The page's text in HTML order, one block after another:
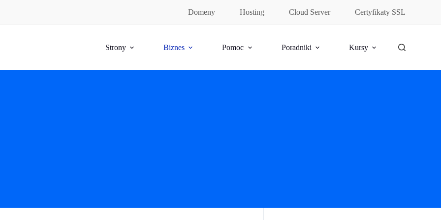
Domeny Hosting Cloud Server Certyfikaty SSL
Strony Biznes Pomoc Poradniki Kursy